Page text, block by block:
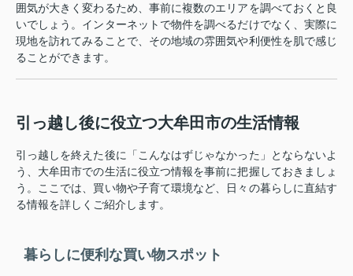
囲気が大きく変わるため、事前に複数のエリアを調べておくと良
いでしょう。インターネットで物件を調べるだけでなく、実際に
現地を訪れてみることで、その地域の雰囲気や利便性を肌で感じ
ることができます。
引っ越し後に役立つ大牟田市の生活情報
引っ越しを終えた後に「こんなはずじゃなかった」とならないよ
う、大牟田市での生活に役立つ情報を事前に把握しておきましょ
う。ここでは、買い物や子育て環境など、日々の暮らしに直結す
る情報を詳しくご紹介します。
暮らしに便利な買い物スポット